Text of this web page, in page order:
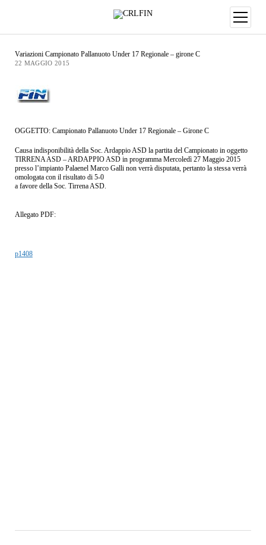
Variazioni Campionato Pallanuoto Under 17 Regionale – girone C
22 MAGGIO 2015
OGGETTO: Campionato Pallanuoto Under 17 Regionale – Girone C
Causa indisponibilità della Soc. Ardappio ASD la partita del Campionato in oggetto
TIRRENA ASD – ARDAPPIO ASD in programma Mercoledì 27 Maggio 2015
presso l’impianto Palaenel Marco Galli non verrà disputata, pertanto la stessa verrà
omologata con il risultato di 5-0
a favore della Soc. Tirrena ASD.
Allegato PDF:
p1408